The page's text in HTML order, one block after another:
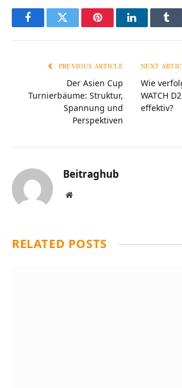
FacebookTwitter PinterestLinkedIn
PREVIOUS ARTICLE
Der Asien Cup
Turnierbäume: Struktur,
Spannung und
Perspektiven
NEXT
Wie
WATCH
effektiv?
Beitraghub
Website
RELATED POSTS